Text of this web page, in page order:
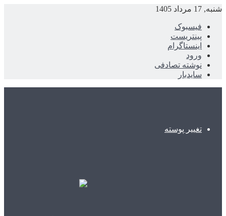
شنبه, 17 مرداد 1405
فیسبوک
پینتریست
اینستاگرام
ورود
نوشته تصادفی
سایدبار
تغییر پوسته